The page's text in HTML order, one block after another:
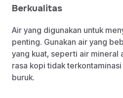
Berkualitas
Air yang digunakan untuk
penting. Gunakan air yang
yang kuat, seperti air mineral
rasa kopi tidak
buruk.